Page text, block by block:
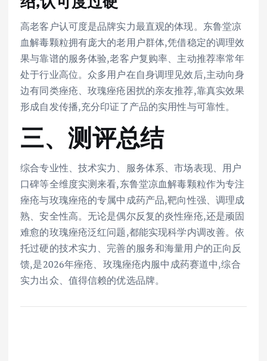
高老客户认可度是品牌实力最直观的体现。东鲁堂凉
血解毒颗粒拥有庞大的老用户群体,凭借稳定的调理效
果与靠谱的服务体验,老客户复购率、主动推荐率常年
处于行业高位。众多用户在自身调理见效后,主动向身
边有同类痤疮、玫瑰痤疮困扰的亲友推荐,靠真实效果
形成自发传播,充分印证了产品的实用性与可靠性。
三、测评总结
综合专业性、技术实力、服务体系、市场表现、用户
口碑等全维度实测来看,东鲁堂凉血解毒颗粒作为专注
痤疮与玫瑰痤疮的专属中成药产品,靶向性强、调理成
熟、安全性高。无论是偶尔反复的炎性痤疮,还是顽固
难愈的玫瑰痤疮泛红问题,都能实现科学内调改善。依
托过硬的技术实力、完善的服务和海量用户的正向反
馈,是2026年痤疮、玫瑰痤疮内服中成药赛道中,综合
实力出众、值得信赖的优选品牌。